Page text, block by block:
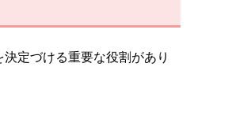
定づける重要な役割があり